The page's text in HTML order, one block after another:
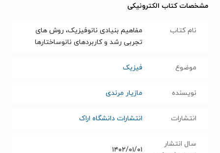
مشخصات کتاب الکترونیکی
نام کتاب
مفاهیم بنیادی نانوفیزیک، روش های
تجربی رشد و کاربردهای نانوساختارها
موضوع فیزیک
نویسنده مازیار مرندی
انتشارات انتشارات دانشگاه اراک
سال انتشار
۱۴۰۲/۰۱/۰۱